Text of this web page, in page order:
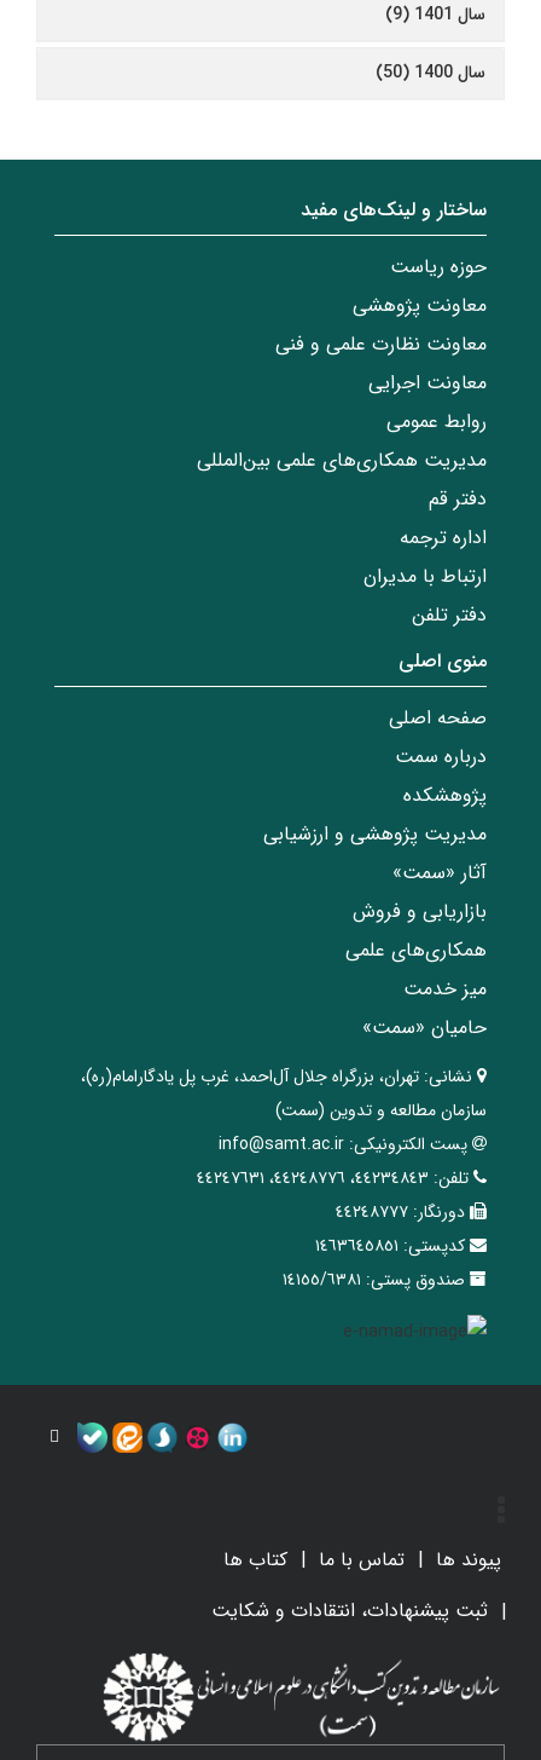
سال 1401 (9)
سال 1400 (50)
ساختار‌‌ و‌‌ لینک‌های مفید
حوزه ریاست
معاونت پژوهشی
معاونت نظارت علمی و فنی
معاونت اجرایی
روابط عمومی
مدیریت همکاری‌های علمی بین‌المللی
دفتر قم
اداره ترجمه
ارتباط با مدیران
دفتر تلفن
منوی اصلی
صفحه اصلی
درباره سمت
پژوهشکده
مدیریت پژوهشی و ارزشیابی
آثار «سمت»
بازاریابی و فروش
همکاری‌های علمی
میز خدمت
حامیان «سمت»
نشانی: تهران، ‌بزرگراه ‌جلال آل‌احمد، غرب پل يادگار‌امام(ره)‌،
سازمان مطالعه و تدوین‌ (سمت)
پست الکترونیکی: info@samt.ac.ir
تلفن: ٤٤٢٣٤٨٤٣، ٤٤٢٤٨٧٧٦، ٤٤٢٤٧٦٣١
دورنگار: ٤٤٢٤٨٧٧٧
کدپستی: ١٤٦٣٦٤٥٨٥١
صندوق پستی: ١٤١٥٥/٦٣٨١
پیوند ها تماس با ما
کتاب ها
ثبت پیشنهادات، انتقادات و شکایت